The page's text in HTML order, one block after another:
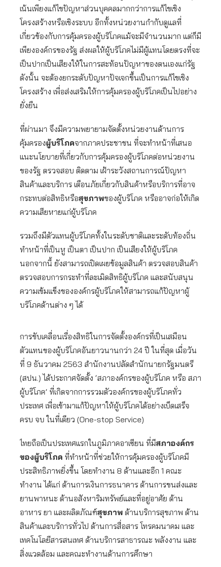
เน้นเพียงแก้ไขปัญหาส่วนบุคคลมากกว่าการแก้ไขเชิง
โครงสร้างหรือเชิงระบบ อีกทั้งหน่วยงานกำกับดูแลที่
เกี่ยวข้องกับการคุ้มครองผู้บริโภคแม้จะมีจำนวนมาก แต่ก็มี
เพียงองค์กรของรัฐ ส่งผลให้ผู้บริโภคไม่มีผู้แทนโดยตรงที่จะ
เป็นปากเป็นเสียงให้ในการสะท้อนปัญหาของตนเองแก่รัฐ
ดังนั้น จะต้องยกระดับปัญหาปัจเจกขึ้นเป็นการแก้ไขเชิง
โครงสร้าง เพื่อส่งเสริมให้การคุ้มครองผู้บริโภคเป็นไปอย่าง
ยั่งยืน
ที่ผ่านมา จึงมีความพยายามจัดตั้งหน่วยงานด้านการ
คุ้มครองผู้บริโภคจากภาคประชาชน ที่จะทำหน้าที่เสนอ
แนะนโยบายที่เกี่ยวกับการคุ้มครองผู้บริโภคต่อหน่วยงาน
ของรัฐ ตรวจสอบ ติดตาม เฝ้าระวังสถานการณ์ปัญหา
สินค้าและบริการ เตือนภัยเกี่ยวกับสินค้าหรือบริการที่อาจ
กระทบต่อสิทธิหรือสุขภาพของผู้บริโภค หรืออาจก่อให้เกิด
ความเสียหายแก่ผู้บริโภค
รวมถึงมีตัวแทนผู้บริโภคทั้งในระดับชาติและระดับท้องถิ่น
ทำหน้าที่เป็นหู เป็นตา เป็นปาก เป็นเสียงให้ผู้บริโภค
นอกจากนี้ ยังสามารถเปิดเผยข้อมูลสินค้า ตรวจสอบสินค้า
ตรวจสอบการกระทำที่ละเมิดสิทธิผู้บริโภค และสนับสนุน
ความเข้มแข็งขององค์กรผู้บริโภคให้สามารถแก้ปัญหาผู้
บริโภคด้านต่าง ๆ ได้
การขับเคลื่อนเรื่องสิทธิในการจัดตั้งองค์กรที่เป็นเสมือน
ตัวแทนของผู้บริโภคอันยาวนานกว่า 24 ปี ในที่สุด เมื่อวัน
ที่ 9 ธันวาคม 2563 สำนักงานปลัดสำนักนายกรัฐมนตรี
(สปน.) ได้ประกาศจัดตั้ง ‘สภาองค์กรของผู้บริโภค หรือ สภา
ผู้บริโภค’ ที่เกิดจากการรวมตัวองค์กรของผู้บริโภคทั่ว
ประเทศ เพื่อเข้ามาแก้ปัญหาให้ผู้บริโภคได้อย่างเบ็ดเสร็จ
ครบ จบ ในที่เดียว (One-stop Service)
ไทยถือเป็นประเทศแรกในภูมิภาคอาเซียน ที่มีสภาองค์กร
ของผู้บริโภค ที่ทำหน้าที่ช่วยให้การคุ้มครองผู้บริโภคมี
ประสิทธิภาพยิ่งขึ้น โดยทำงาน 8 ด้านและอีก 1 คณะ
ทำงาน ได้แก่ ด้านการเงินการธนาคาร ด้านการขนส่งและ
ยานพาหนะ ด้านอสังหาริมทรัพย์และที่อยู่อาศัย ด้าน
อาหาร ยา และผลิตภัณฑ์สุขภาพ ด้านบริการสุขภาพ ด้าน
สินค้าและบริการทั่วไป ด้านการสื่อสาร โทรคมนาคม และ
เทคโนโลยีสารสนเทศ ด้านบริการสาธารณะ พลังงาน และ
สิ่งแวดล้อม และคณะทำงานด้านการศึกษา